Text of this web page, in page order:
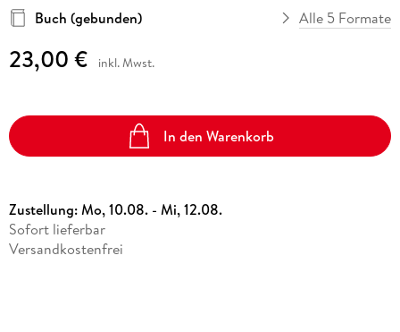
Buch (gebunden)
Alle 5 Formate
23,00 € inkl. Mwst.
In den Warenkorb
Zustellung:Mo, 10.08. - Mi, 12.08.
Sofort lieferbar
Versandkostenfrei